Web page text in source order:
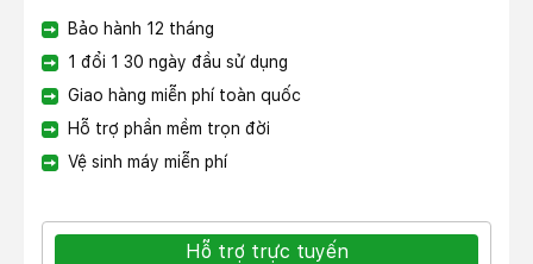
Bảo hành 12 tháng
1 đổi 1 30 ngày đầu sử dụng
Giao hàng miễn phí toàn quốc
Hỗ trợ phần mềm trọn đời
Vệ sinh máy miễn phí
Hỗ trợ trực tuyến